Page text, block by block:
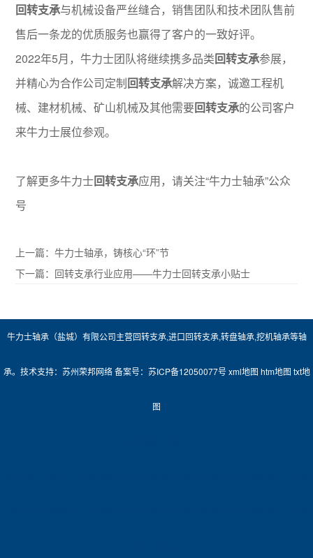
回转支承与机械设备严丝缝合，销售团队和技术团队售前
售后一条龙的优质服务也赢得了客户的一致好评。
2022年5月，牛力士团队将继续携多品类回转支承参展，
并精心为合作公司定制回转支承解决方案，诚邀工程机
械、建材机械、矿山机械及其他需要回转支承的公司客户
来牛力士展位参观。
了解更多牛力士回转支承应用，请关注“牛力士轴承”公众
号
上一篇：牛力士轴承，铸核心“环”节
下一篇： 回转支承行业应用——牛力士回转支承小贴士
牛力士轴承（盐城）有限公司主营回转支承,进口回转支承,转盘轴承,挖机轴承等轴
承。技术支持： 苏州荣邦网络备案号： 苏ICP备12050077号 xml地图 htm地图 txt地
图